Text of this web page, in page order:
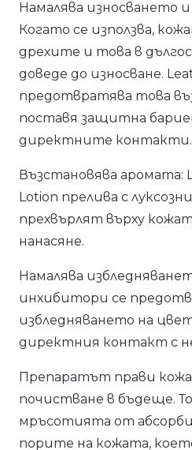
Намалява износването
Когато се използва,
дрехите и това в
доведе до износване.
предотвратява това
поставя защитна
директните контакти.
Възстановява аромата:
Lotion прелива с
прехвърлят върху
нанасяне.
Намалява
инхибитори се
избледняването на
директния контакт с
Препаратът прави
почистване в бъдеще.
мръсотията от
порите на кожата,